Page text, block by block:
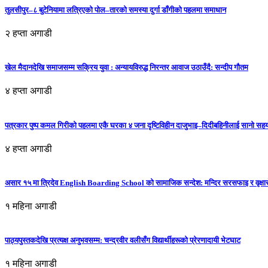
तुलसीपुर–८ बुटेनियामा लत्रिएको पोल–तारको समस्या दुर्गा डाँगीको पहलमा समाधान
२ हप्ता अगाडी
खेल मैदानदेखि समाजसम्म सक्रिय युवा : अन्यायविरुद्ध निरन्तर आवाज उठाउँदै: सन्दीप गौतम
४ हप्ता अगाडी
पत्रकार पुष्प कमल गिरीको पहलमा एकै घरका ४ जना दृष्टिविहीन दाजुभाइ–दिदीबहिनीलाई सानो
४ हप्ता अगाडी
असार १५ मा त्रिदेव English Boarding School को सामाजिक सन्देश: मन्दिर सरसफाइ र
१ महिना अगाडी
पाठ्यपुस्तकदेखि प्रत्यक्ष अनुभवसम्म: चन्द्रवीर वलीसँग विद्यार्थीहरूको प्रेरणादायी भेटघाट
१ महिना अगाडी